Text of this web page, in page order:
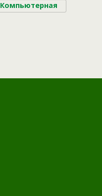
Компьютерная